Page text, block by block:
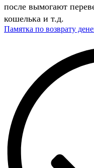
после вымогают
кошелька и т.д.
Памятка по возврату